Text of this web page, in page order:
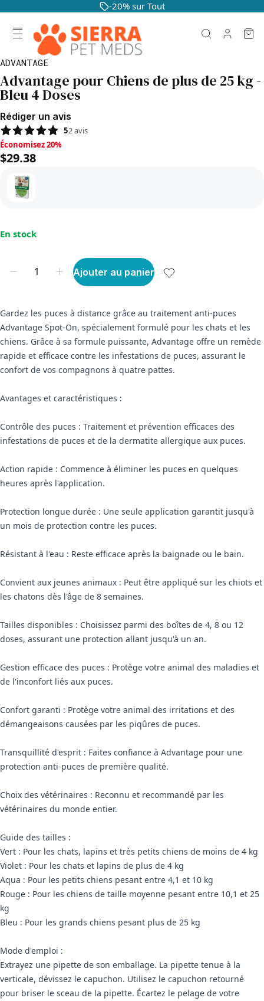
-20% sur Tout
ADVANTAGE
Advantage pour Chiens de plus de 25 kg -
Bleu 4 Doses
Rédiger un avis
52avis
Économisez 20%, $29.38
Économisez 20%
$29.38
En stock
Ajouter au panier
Gardez les puces à distance grâce au traitement anti-puces
Advantage Spot-On, spécialement formulé pour les chats et les
chiens. Grâce à sa formule puissante, Advantage offre un remède
rapide et efficace contre les infestations de puces, assurant le
confort de vos compagnons à quatre pattes.
Avantages et caractéristiques :
Contrôle des puces : Traitement et prévention efficaces des
infestations de puces et de la dermatite allergique aux puces.
Action rapide : Commence à éliminer les puces en quelques
heures après l'application.
Protection longue durée : Une seule application garantit jusqu'à
un mois de protection contre les puces.
Résistant à l'eau : Reste efficace après la baignade ou le bain.
Convient aux jeunes animaux : Peut être appliqué sur les chiots et
les chatons dès l'âge de 8 semaines.
Tailles disponibles : Choisissez parmi des boîtes de 4, 8 ou 12
doses, assurant une protection allant jusqu'à un an.
Gestion efficace des puces : Protège votre animal des maladies et
de l'inconfort liés aux puces.
Confort garanti : Protège votre animal des irritations et des
démangeaisons causées par les piqûres de puces.
Transquillité d'esprit : Faites confiance à Advantage pour une
protection anti-puces de première qualité.
Choix des vétérinaires : Reconnu et recommandé par les
vétérinaires du monde entier.
Guide des tailles :
Vert : Pour les chats, lapins et très petits chiens de moins de 4 kg
Violet : Pour les chats et lapins de plus de 4 kg
Aqua : Pour les petits chiens pesant entre 4,1 et 10 kg
Rouge : Pour les chiens de taille moyenne pesant entre 10,1 et 25
kg
Bleu : Pour les grands chiens pesant plus de 25 kg
Mode d'emploi :
Extrayez une pipette de son emballage. La pipette tenue à la
verticale, dévissez le capuchon. Utilisez le capuchon retourné
pour briser le sceau de la pipette. Écartez le pelage de votre